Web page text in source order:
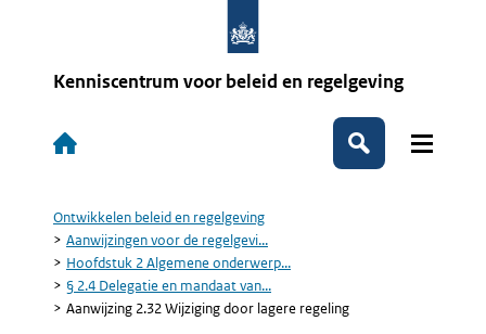
Kenniscentrum voor beleid en regelgeving
Hoofdnavigatie
Zoeken
Kruimelpad
Ontwikkelen beleid en regelgeving
Aanwijzingen voor de regelgevi...
Hoofdstuk 2 Algemene onderwerp...
§ 2.4 Delegatie en mandaat van...
Aanwijzing 2.32 Wijziging door lagere regeling